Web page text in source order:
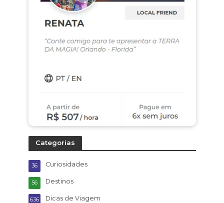
Categorias
Curiosidades
36
Destinos
56
Dicas de Viagem
636